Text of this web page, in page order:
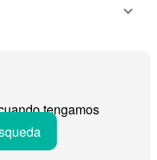
tengamos